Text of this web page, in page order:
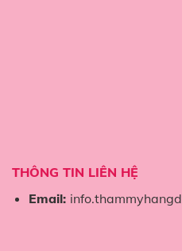
THÔNG TIN LIÊN HỆ
Email: